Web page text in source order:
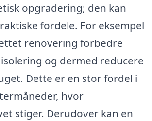
opgradering; den kan
fordele. For eksempel
renovering forbedre
og dermed reducere
Dette er en stor fordel i
hvor
stiger. Derudover kan en